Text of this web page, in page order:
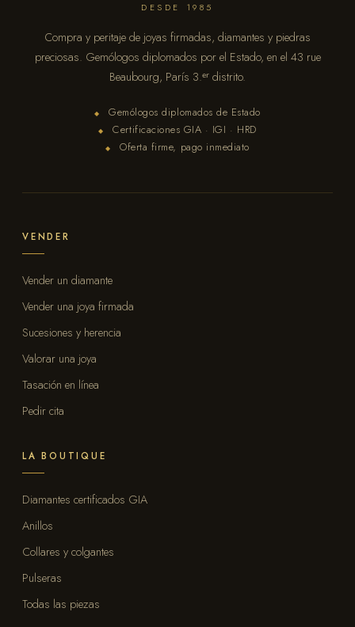
DESDE 1985
Compra y peritaje de joyas firmadas, diamantes y piedras
preciosas. Gemólogos diplomados por el Estado, en el 43 rue
Beaubourg, París 3.ᵉʳ distrito.
◆ Gemólogos diplomados de Estado
◆ Certificaciones GIA · IGI · HRD
◆ Oferta firme, pago inmediato
VENDER
Vender un diamante
Vender una joya firmada
Sucesiones y herencia
Valorar una joya
Tasación en línea
Pedir cita
LA BOUTIQUE
Diamantes certificados GIA
Anillos
Collares y colgantes
Pulseras
Todas las piezas